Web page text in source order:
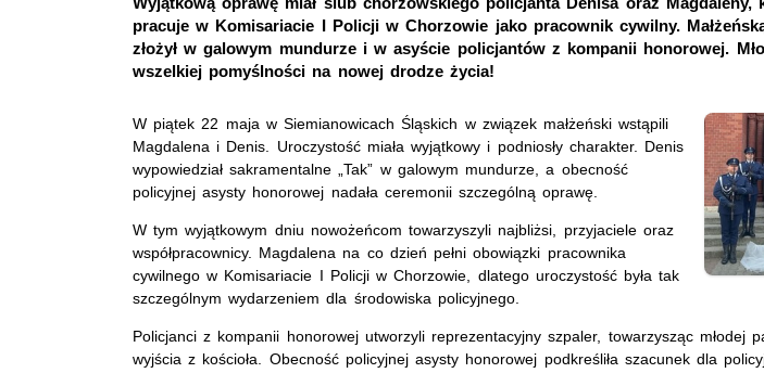
pracuje w Komisariacie I Policji w Chorzowie jako pracownik cywilny.
złożył w galowym mundurze i w asyście policjantów z kompanii honorowej.
wszelkiej pomyślności na nowej drodze życia!
W piątek 22 maja w Siemianowicach Śląskich w związek małżeński wstąpili
Magdalena i Denis. Uroczystość miała wyjątkowy i podniosły charakter. Denis
wypowiedział sakramentalne „Tak” w galowym mundurze, a obecność
policyjnej asysty honorowej nadała ceremonii szczególną oprawę.
W tym wyjątkowym dniu nowożeńcom towarzyszyli najbliżsi, przyjaciele oraz
współpracownicy. Magdalena na co dzień pełni obowiązki pracownika
cywilnego w Komisariacie I Policji w Chorzowie, dlatego uroczystość była tak
szczególnym wydarzeniem dla środowiska policyjnego.
Policjanci z kompanii honorowej utworzyli reprezentacyjny szpaler, towarzysząc młodej
wyjścia z kościoła. Obecność policyjnej asysty honorowej podkreśliła szacunek dla